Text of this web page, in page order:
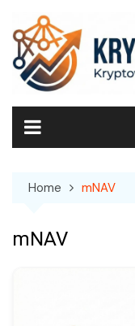
content
Home mNAV
mNAV